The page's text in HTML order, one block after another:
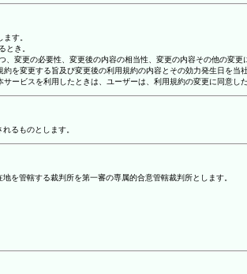
す。
とき。
変更の必要性、変更後の内容の相当性、変更の内容その他の変更
を変更する旨及び変更後の利用規約の内容とその効力発生日を当
ービスを利用したときは、ユーザーは、利用規約の変更に同意し
るものとします。
を管轄する裁判所を第一審の専属的合意管轄裁判所とします。